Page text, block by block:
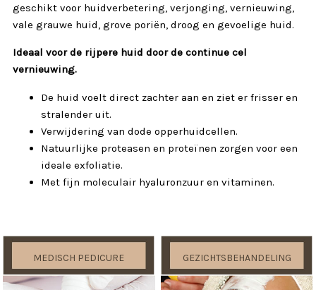
geschikt voor huidverbetering, verjonging, vernieuwing,
vale grauwe huid, grove poriën, droog en gevoelige huid.
Ideaal voor de rijpere huid door de continue cel
vernieuwing.
De huid voelt direct zachter aan en ziet er frisser en
stralender uit.
Verwijdering van dode opperhuidcellen.
Natuurlijke proteasen en proteïnen zorgen voor een
ideale exfoliatie.
Met fijn moleculair hyaluronzuur en vitaminen.
MEDISCH PEDICURE GEZICHTSBEHANDELING